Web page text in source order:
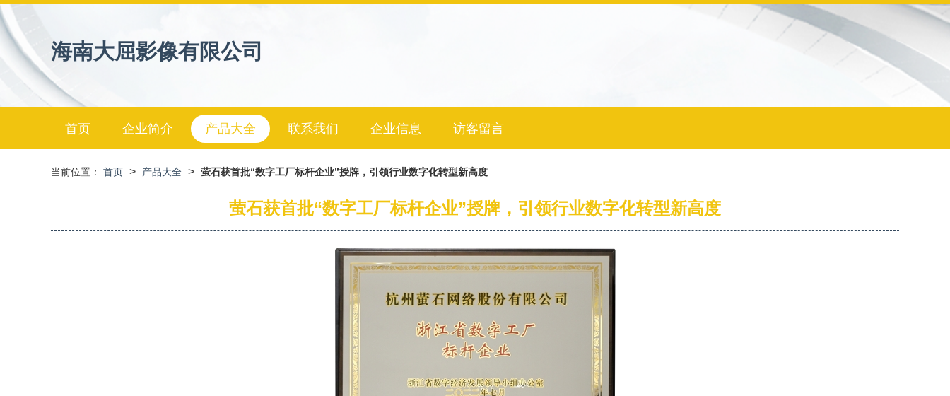
海南大屈影像有限公司
首页 企业简介 产品大全 联系我们 企业信息 访客留言
当前位置： 首页 > 产品大全 > 萤石获首批“数字工厂标杆企业”授牌，引领行业数字化转型新高度
萤石获首批“数字工厂标杆企业”授牌，引领行业数字化转型新高度